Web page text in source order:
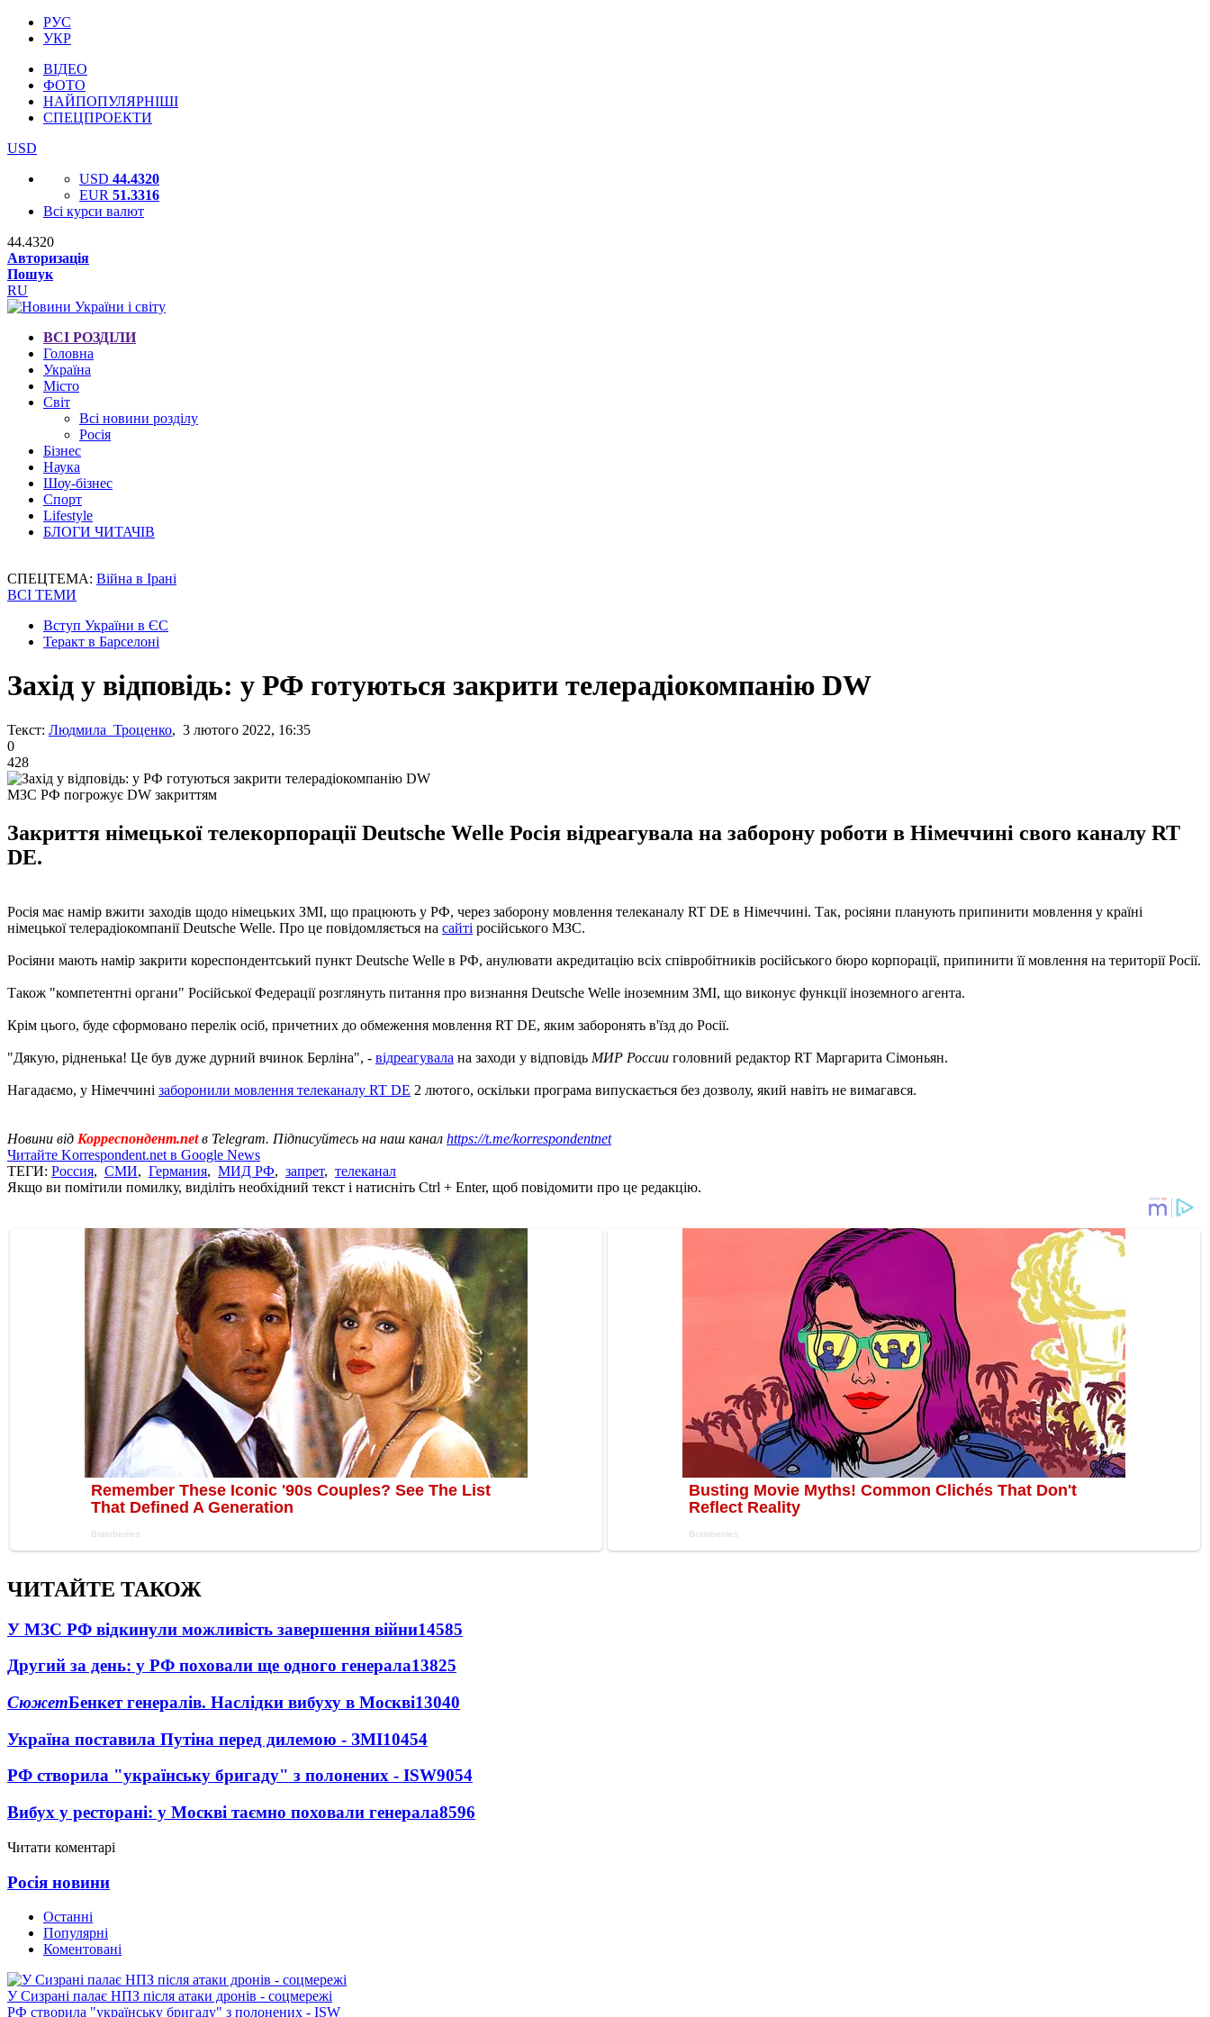
РУС
УКР
ВІДЕО
ФОТО
НАЙПОПУЛЯРНІШІ
СПЕЦПРОЕКТИ
USD
USD 44.4320
EUR 51.3316
Всі курси валют
44.4320
Авторизація
Пошук
RU
ВСІ РОЗДІЛИ
Головна
Україна
Місто
Світ
Всі новини розділу
Росія
Бізнес
Наука
Шоу-бізнес
Спорт
Lifestyle
БЛОГИ ЧИТАЧІВ
СПЕЦТЕМА: Війна в Ірані
ВСІ ТЕМИ
Вступ України в ЄС
Теракт в Барселоні
Захід у відповідь: у РФ готуються закрити телерадіокомпанію DW
Текст: Людмила Троценко, 3 лютого 2022, 16:35
0
428
МЗС РФ погрожує DW закриттям
Закриття німецької телекорпорації Deutsche Welle Росія відреагувала на заборону роботи в Німеччині свого каналу RT
DE.
Росія має намір вжити заходів щодо німецьких ЗМІ, що працюють у РФ, через заборону мовлення телеканалу RT DE в Німеччині. Так, росіяни планують припинити мовлення у країні
німецької телерадіокомпанії Deutsche Welle. Про це повідомляється на сайті російського МЗС.
Росіяни мають намір закрити кореспондентський пункт Deutsche Welle в РФ, анулювати акредитацію всіх співробітників російського бюро корпорації, припинити її мовлення на території Росії.
Також "компетентні органи" Російської Федерації розглянуть питання про визнання Deutsche Welle іноземним ЗМІ, що виконує функції іноземного агента.
Крім цього, буде сформовано перелік осіб, причетних до обмеження мовлення RT DE, яким заборонять в'їзд до Росії.
"Дякую, рідненька! Це був дуже дурний вчинок Берліна", - відреагувала на заходи у відповідь МИР России головний редактор RT Маргарита Сімоньян.
Нагадаємо, у Німеччині заборонили мовлення телеканалу RT DE 2 лютого, оскільки програма випускається без дозволу, який навіть не вимагався.
Новини від Корреспондент.netв Telegram. Підписуйтесь на наш канал https://t.me/korrespondentnet
Читайте Korrespondent.net в Google News
ТЕГИ: Россия, СМИ, Германия, МИД РФ, запрет, телеканал
Якщо ви помітили помилку, виділіть необхідний текст і натисніть Ctrl + Enter, щоб повідомити про це редакцію.
ЧИТАЙТЕ ТАКОЖ
У МЗС РФ відкинули можливість завершення війни14585
Другий за день: у РФ поховали ще одного генерала13825
СюжетБенкет генералів. Наслідки вибуху в Москві13040
Україна поставила Путіна перед дилемою - ЗМІ10454
РФ створила "українську бригаду" з полонених - ISW9054
Вибух у ресторані: у Москві таємно поховали генерала8596
Читати коментарі
Росія новини
Останні
Популярні
Коментовані
У Сизрані палає НПЗ після атаки дронів - соцмережі
РФ створила "українську бригаду" з полонених - ISW